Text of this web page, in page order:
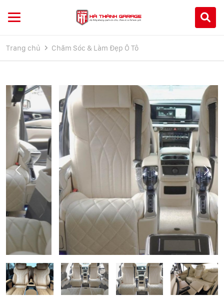
Trang chủ Chăm Sóc & Làm Đẹp Ô Tô